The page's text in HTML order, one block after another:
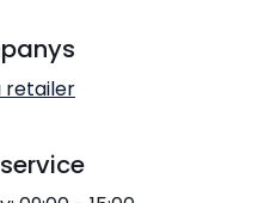
retailer